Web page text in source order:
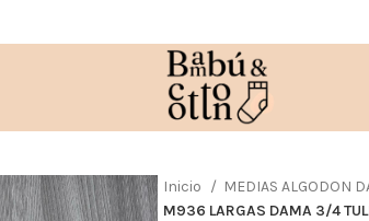
Inicio
MEDIAS ALGODON
M936 LARGAS DAMA 3/4